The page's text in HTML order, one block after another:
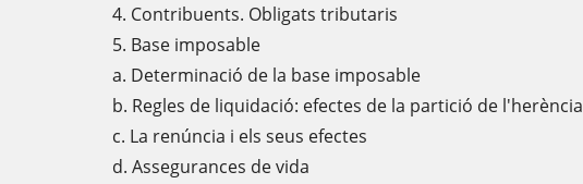
4. Contribuents. Obligats tributaris
5. Base imposable
a. Determinació de la base imposable
b. Regles de liquidació: efectes de la partició de l'herència
c. La renúncia i els seus efectes
d. Assegurances de vida